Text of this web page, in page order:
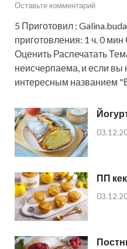
Оставьте комментарий
5 Приготовил :
приготовления: 1 ч. 0
Оценить Распечатать
неисчерпаема, и если вы
интересным названием
ПП